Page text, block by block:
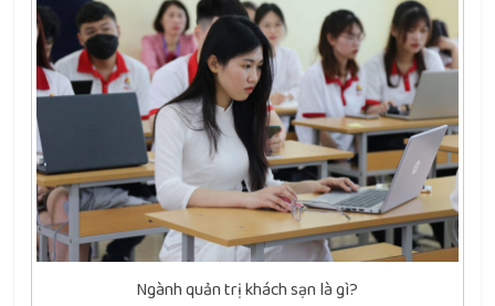
Ngành quản trị khách sạn là gì?